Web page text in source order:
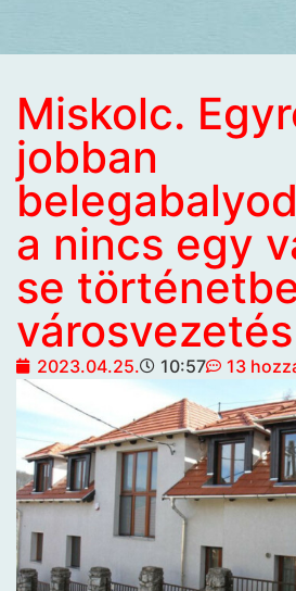
Miskolc.
jobban
a nincs egy
se
városvezetés
2023.04.25. 10:57 13